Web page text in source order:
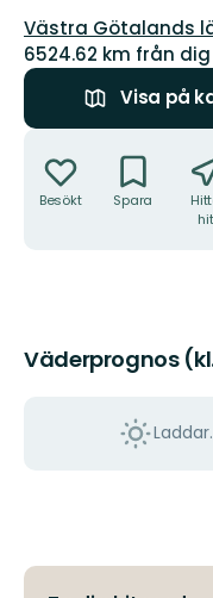
Län:
Västra Götalands
6524.62 km från dig
Visa på
Besökt Spara
hit
Väderprognos